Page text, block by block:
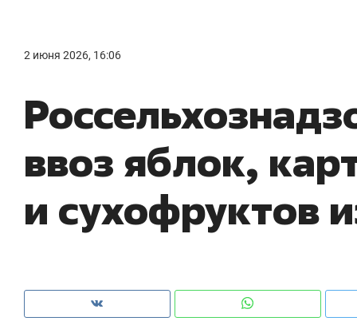
2 июня 2026, 16:06
ввоз яблок,
и сухофруктов
правил, бизнес может
потерять минимум
полгода»
Как бизнесу выйти на зарубежные
рынки, почему надо знать аксакалов и
чем интересен Оман?